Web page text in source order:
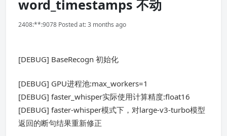
word_timestamps 不动
2408:**:9078 Posted at: 3 months ago
[DEBUG] BaseRecogn 初始化
[DEBUG] GPU进程池:max_workers=1
[DEBUG] faster_whisper实际使用计算精度:float16
[DEBUG] faster-whisper模式下，对large-v3-turbo模型
返回的断句结果重新修正